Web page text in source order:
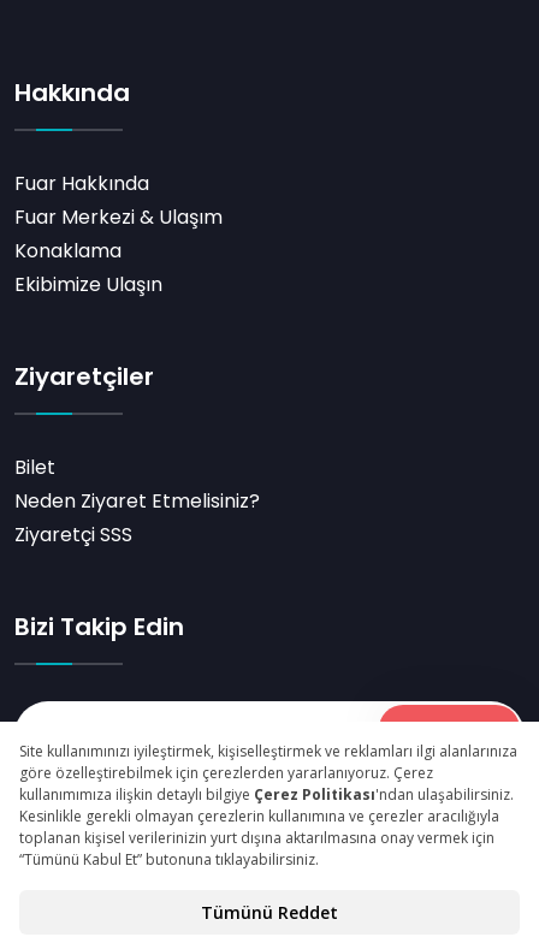
Hakkında
Fuar Hakkında
Fuar Merkezi & Ulaşım
Konaklama
Ekibimize Ulaşın
Ziyaretçiler
Bilet
Neden Ziyaret Etmelisiniz?
Ziyaretçi SSS
Bizi Takip Edin